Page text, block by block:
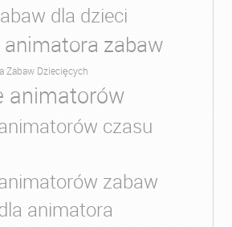
dla dzieci
animatora zabaw
Zabaw Dziecięcych
animatorów
czasu
zabaw
animatora